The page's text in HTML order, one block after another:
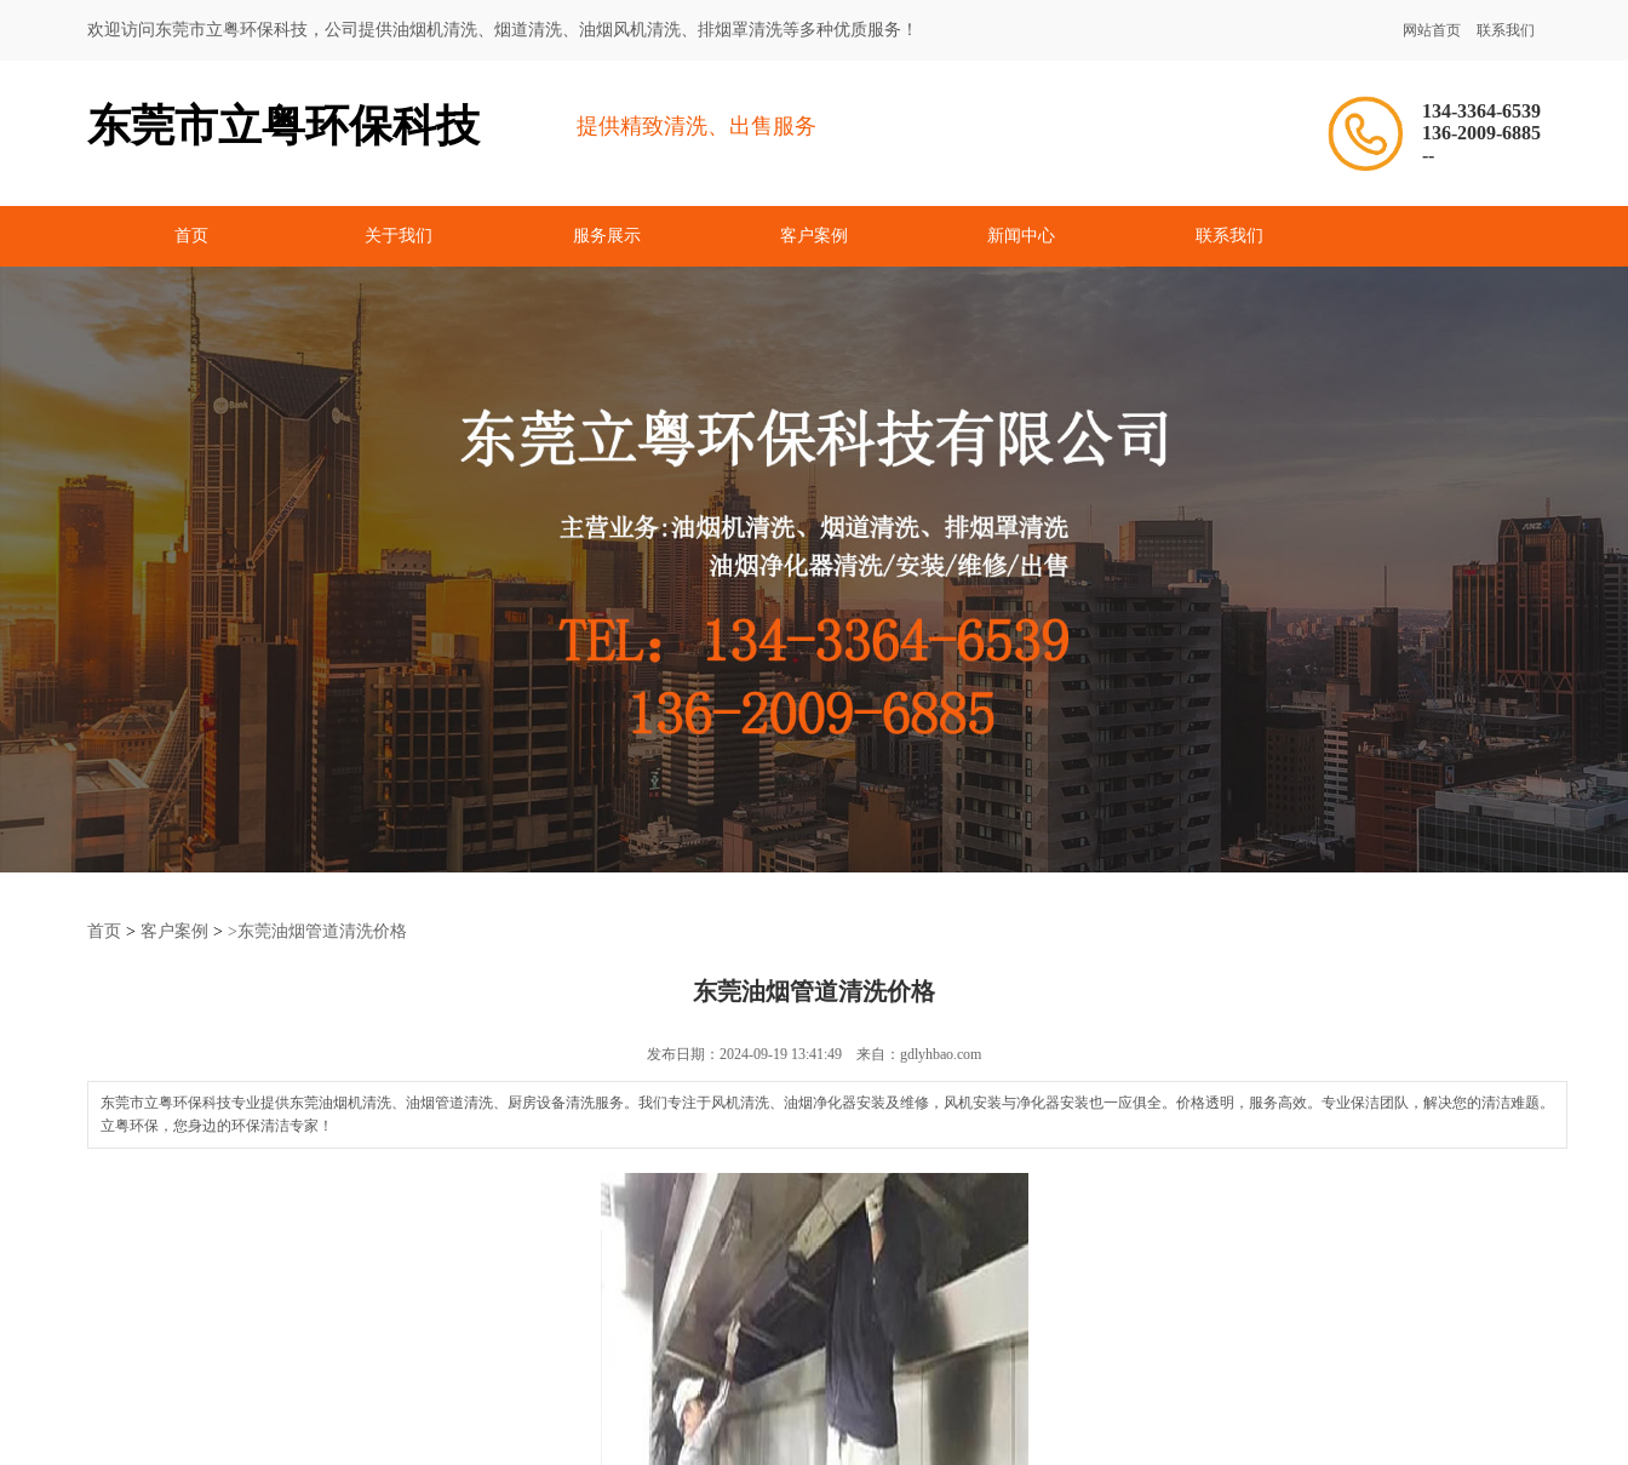
欢迎访问东莞市立粤环保科技，公司提供油烟机清洗、烟道清洗、油烟风机清洗、排烟罩清洗等多种优质服务！ 网站首页 联系我们
东莞市立粤环保科技 提供精致清洗、出售服务
134-3364-6539
136-2009-6885
--
首页 关于我们 服务展示 客户案例 新闻中心 联系我们
首页 > 客户案例 > >东莞油烟管道清洗价格
东莞油烟管道清洗价格
发布日期：2024-09-19 13:41:49 来自：gdlyhbao.com
东莞市立粤环保科技专业提供东莞油烟机清洗、油烟管道清洗、厨房设备清洗服务。我们专注于风机清洗、油烟净化器安装及维修，风机安装与净化器安装也一应俱全。价格透明，服务高效。专业保洁团队，解决您的清洁难题。
立粤环保，您身边的环保清洁专家！